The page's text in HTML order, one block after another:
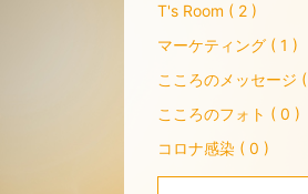
T's Room ( 2 )
マーケティング ( 1 )
こころのメッセージ
こころのフォト ( 0 )
コロナ感染 ( 0 )